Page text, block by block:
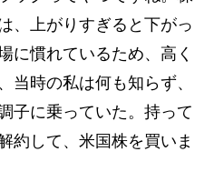
、上がりすぎると下がっ
に慣れているため、高く
当時の私は何も知らず、
子に乗っていた。持って
約して、米国株を買いま